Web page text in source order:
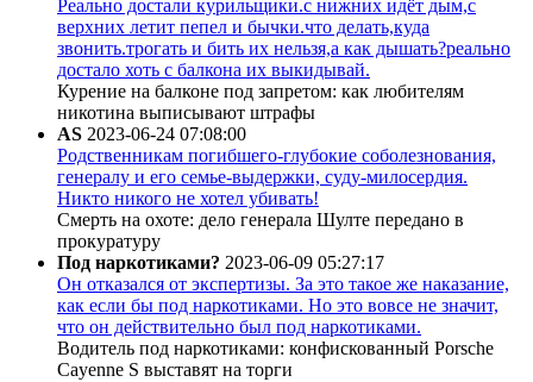
Реально достали курильщики.с нижних идёт дым,с
верхних летит пепел и бычки.что делать,куда
звонить.трогать и бить их нельзя,а как дышать?реально
достало хоть с балкона их выкидывай.
Курение на балконе под запретом: как любителям
никотина выписывают штрафы
AS 2023-06-24 07:08:00
Родственникам погибшего-глубокие соболезнования,
генералу и его семье-выдержки, суду-милосердия.
Никто никого не хотел убивать!
Смерть на охоте: дело генерала Шулте передано в
прокуратуру
Под наркотиками? 2023-06-09 05:27:17
Он отказался от экспертизы. За это такое же наказание,
как если бы под наркотиками. Но это вовсе не значит,
что он действительно был под наркотиками.
Водитель под наркотиками: конфискованный Porsche
Cayenne S выставят на торги